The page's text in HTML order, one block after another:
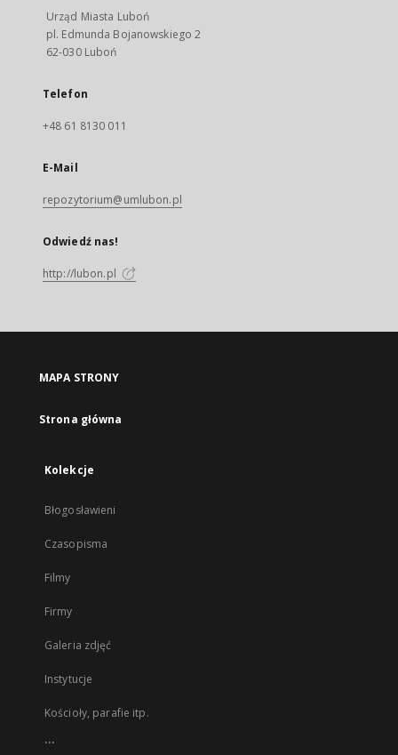
Urząd Miasta Luboń
pl. Edmunda Bojanowskiego 2
62-030 Luboń
Telefon
+48 61 8130 011
E-Mail
repozytorium@umlubon.pl
Odwiedź nas!
http://lubon.pl
MAPA STRONY
Strona główna
Kolekcje
Błogosławieni
Czasopisma
Filmy
Firmy
Galeria zdjęć
Instytucje
Kościoły, parafie itp.
...